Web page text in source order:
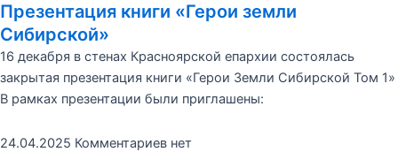
Презентация книги «Герои земли
Сибирской»
16 декабря в стенах Красноярской епархии состоялась
закрытая презентация книги «Герои Земли Сибирской Том 1»
В рамках презентации были приглашены:
24.04.2025 Комментариев нет